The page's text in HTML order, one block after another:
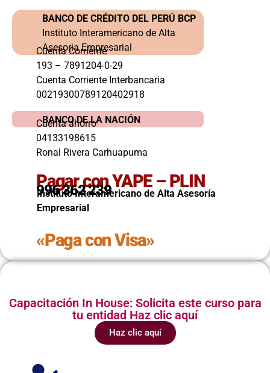
BANCO DE CRÉDITO DEL PERÚ BCP
Instituto Interamericano de Alta
Asesoria Empresarial
Cuenta Corriente
193 – 7891204-0-29
Cuenta Corriente Interbancaria
00219300789120402918
BANCO DE LA NACIÓN
Cuenta ahorro
04133198615
Ronal Rivera Carhuapuma
Pagar con YAPE – PLIN
996 362 239
Instituto Interamericano de Alta Asesoría
Empresarial
«Paga con Visa»
Capacitación In House: Solicita este curso para
tu entidad Haz clic aquí
Haz clic aquí